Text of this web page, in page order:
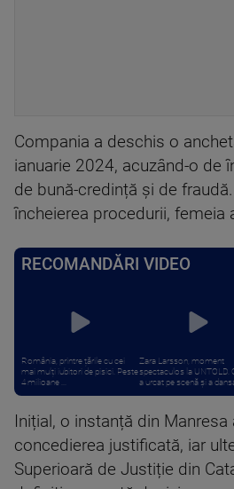
Compania a deschis o
ianuarie 2024, acuzând-o de
de bună-credință și de
încheierea procedurii, femeia
RECOMANDĂRI VIDEO
România, printre țările cu cei
mai mulți iubitori de pisici. Peste
4 milioane ...
Zara Larsson, moment
spectaculos la UNTOLD.
a urcat pe scenă și a
Inițial, o instanță din
concedierea justificată, iar
Superioară de Justiție din